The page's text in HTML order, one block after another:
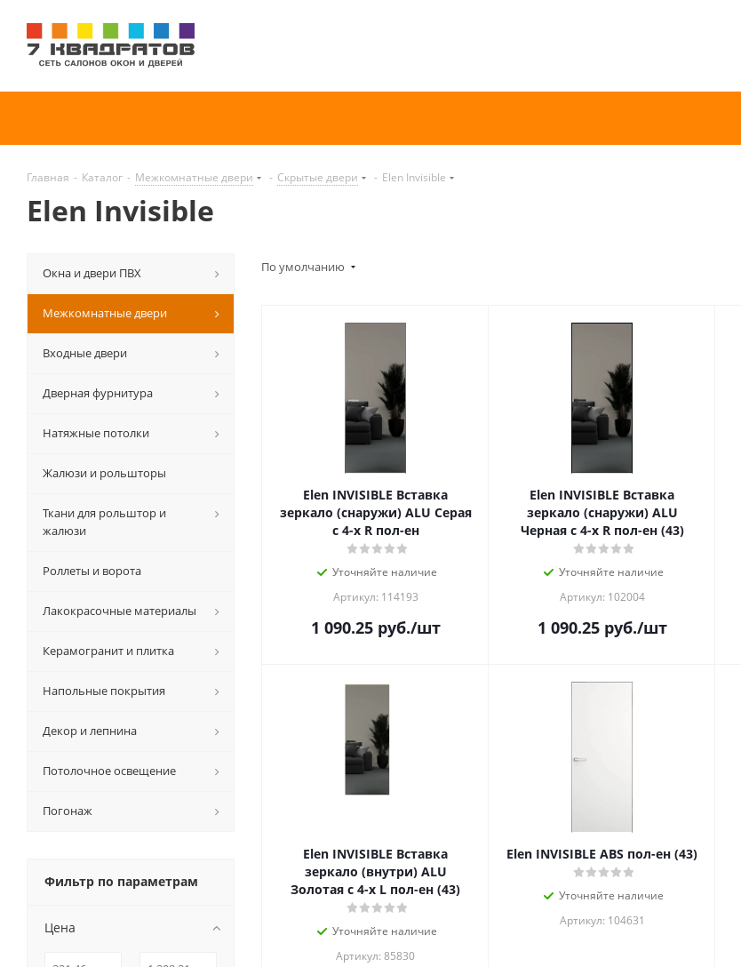
Главная - Каталог - Межкомнатные двери - Скрытые двери - Elen Invisible
Elen Invisible
По умолчанию
Elen INVISIBLE Вставка
зеркало (снаружи) ALU Серая
с 4-х R пол-ен
Уточняйте наличие
Артикул: 114193
1 090.25руб./шт
Elen INVISIBLE Вставка
зеркало (снаружи) ALU
Черная с 4-х R пол-ен (43)
Уточняйте наличие
Артикул: 102004
1 090.25руб./шт
Elen INVISIBLE Вставка
зеркало (внутри) ALU
Золотая с 4-х L пол-ен (43)
Уточняйте наличие
Артикул: 85830
Elen INVISIBLE ABS пол-ен (43)
Уточняйте наличие
Артикул: 104631
Окна и двери ПВХ
Межкомнатные двери
Входные двери
Дверная фурнитура
Натяжные потолки
Жалюзи и рольшторы
Ткани для рольштор и
жалюзи
Роллеты и ворота
Лакокрасочные материалы
Керамогранит и плитка
Напольные покрытия
Декор и лепнина
Потолочное освещение
Погонаж
Фильтр по параметрам
Цена